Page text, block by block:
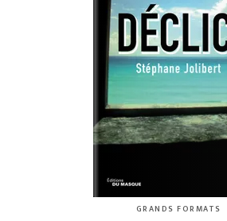
GRANDS FORMATS